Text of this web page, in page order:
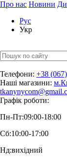
Про нас Новини
Рус
Укр
Телефони: +38
Наші магазини:
Графік роботи:
Пн-Пт:09:00-18:00
Сб:10:00-17:00
Нд:вихідний